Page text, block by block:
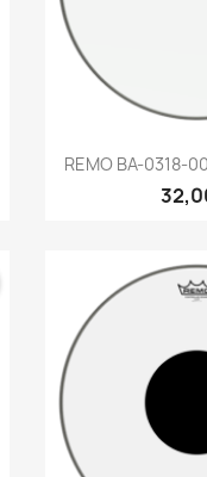
Brzi
REMO BA-0318-